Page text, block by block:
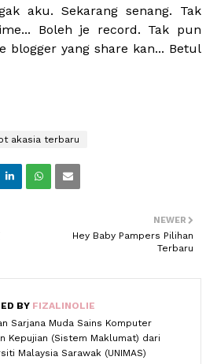
aku. Sekarang senang. Tak
Boleh je record. Tak pun
blogger yang share kan... Betul
akasia terbaru
NEWER
Hey Baby Pampers Pilihan
Terbaru
BY FIZALINOLIE
Sarjana Muda Sains Komputer
Kepujian (Sistem Maklumat) dari
Malaysia Sarawak (UNIMAS)